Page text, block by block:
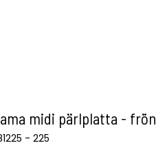
midi pärlplatta - frön
- 225